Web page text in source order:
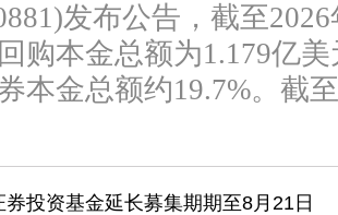
发布公告，截至
购本金总额为1.179亿
本金总额约19.7%。截
投资基金延长募集期期至8月21日